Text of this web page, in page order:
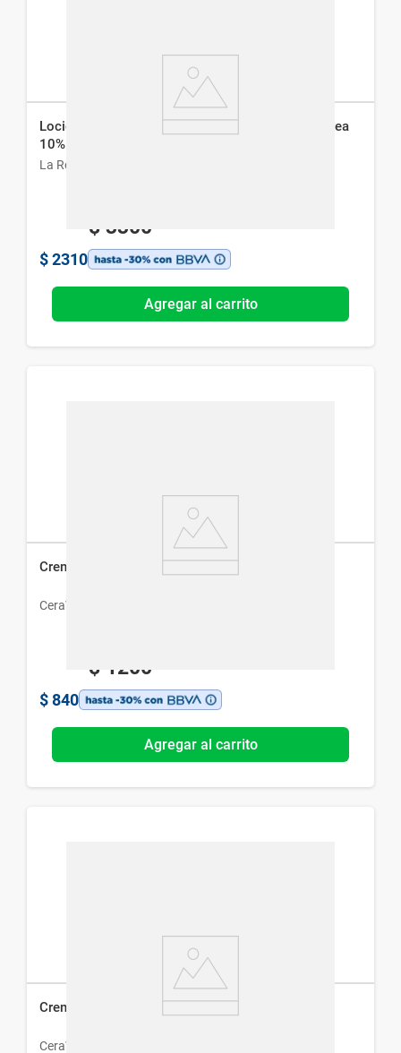
Loción Hidratante La Roche-Posay Lipikar Lait Urea
10% x 400 ml
La Roche-Posay
$ 3300
$ 2310
Agregar al carrito
Crema Corporal CeraVe Hidratante x 340 g
CeraVe
$ 1200
$ 840
Agregar al carrito
Crema de Mano CeraVe Reparadora x 50 ml
CeraVe